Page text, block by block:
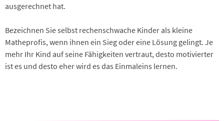
ausgerechnet hat.
Bezeichnen Sie selbst rechenschwache Kinder als kleine
Matheprofis, wenn ihnen ein Sieg oder eine Lösung gelingt. Je
mehr Ihr Kind auf seine Fähigkeiten vertraut, desto motivierter
ist es und desto eher wird es das Einmaleins lernen.